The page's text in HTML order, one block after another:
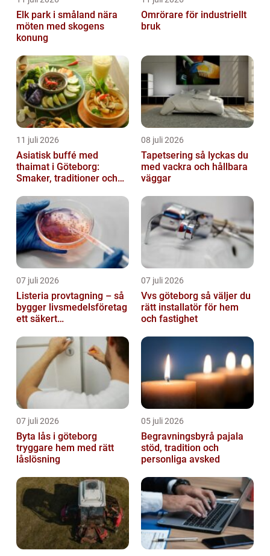
Elk park i småland nära
möten med skogens
konung
Omrörare för industriellt
bruk
11 juli 2026
Asiatisk buffé med
thaimat i Göteborg:
Smaker, traditioner och
08 juli 2026
Tapetsering så lyckas du
med vackra och hållbara
väggar
07 juli 2026
Listeria provtagning – så
bygger livsmedelsföretag
ett säkert
07 juli 2026
Vvs göteborg så väljer du
rätt installatör för hem
och fastighet
07 juli 2026
Byta lås i göteborg
tryggare hem med rätt
låslösning
05 juli 2026
Begravningsbyrå pajala
stöd, tradition och
personliga avsked